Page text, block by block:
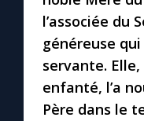
Faire un don
Marie de Nazareth
l’associée du
généreuse
servante. Elle,
enfanté, l’a
Père dans le